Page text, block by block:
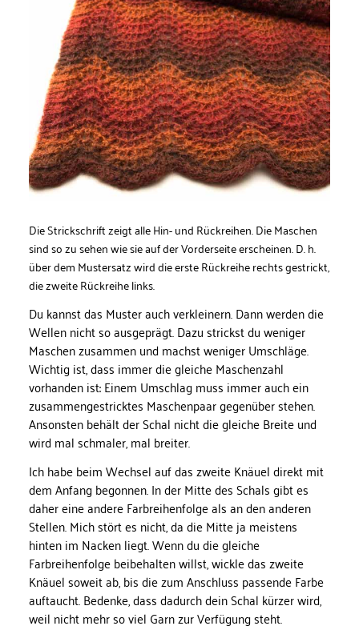
Die Strickschrift zeigt alle Hin- und Rückreihen. Die Maschen
sind so zu sehen wie sie auf der Vorderseite erscheinen. D. h.
über dem Mustersatz wird die erste Rückreihe rechts gestrickt,
die zweite Rückreihe links.
Du kannst das Muster auch verkleinern. Dann werden die
Wellen nicht so ausgeprägt. Dazu strickst du weniger
Maschen zusammen und machst weniger Umschläge.
Wichtig ist, dass immer die gleiche Maschenzahl
vorhanden ist: Einem Umschlag muss immer auch ein
zusammengestricktes Maschenpaar gegenüber stehen.
Ansonsten behält der Schal nicht die gleiche Breite und
wird mal schmaler, mal breiter.
Ich habe beim Wechsel auf das zweite Knäuel direkt mit
dem Anfang begonnen. In der Mitte des Schals gibt es
daher eine andere Farbreihenfolge als an den anderen
Stellen. Mich stört es nicht, da die Mitte ja meistens
hinten im Nacken liegt. Wenn du die gleiche
Farbreihenfolge beibehalten willst, wickle das zweite
Knäuel soweit ab, bis die zum Anschluss passende Farbe
auftaucht. Bedenke, dass dadurch dein Schal kürzer wird,
weil nicht mehr so viel Garn zur Verfügung steht.